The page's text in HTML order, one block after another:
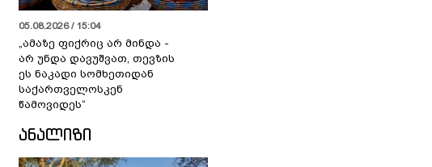
05.08.2026 / 15:04
„ამაზე ფიქრიც არ მინდა -
არ უნდა დავუშვათ, თევზის
ეს ნაკადი სომხეთიდან
საქართველოსკენ
წამოვიდეს“
ᲐᲜᲐᲚᲘᲖᲘ